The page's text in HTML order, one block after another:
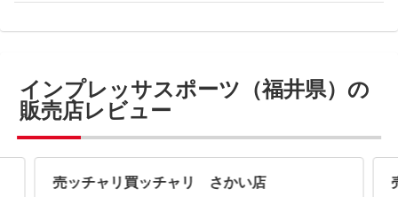
インプレッサスポーツ（福井県）の
販売店レビュー
売ッチャリ買ッチャリ さかい店